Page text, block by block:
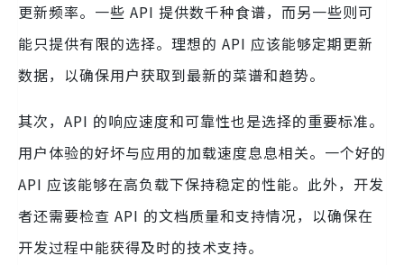
更新频率。一些 API 提供数千种食谱，而另一些则可
能只提供有限的选择。理想的 API 应该能够定期更新
数据，以确保用户获取到最新的菜谱和趋势。
其次，API 的响应速度和可靠性也是选择的重要标准。
用户体验的好坏与应用的加载速度息息相关。一个好的
API 应该能够在高负载下保持稳定的性能。此外，开发
者还需要检查 API 的文档质量和支持情况，以确保在
开发过程中能获得及时的技术支持。